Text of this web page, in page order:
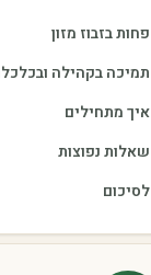
פחות בזבוז מזון
תמיכה בקהילה
איך מתחילים
שאלות נפוצות
לסיכום